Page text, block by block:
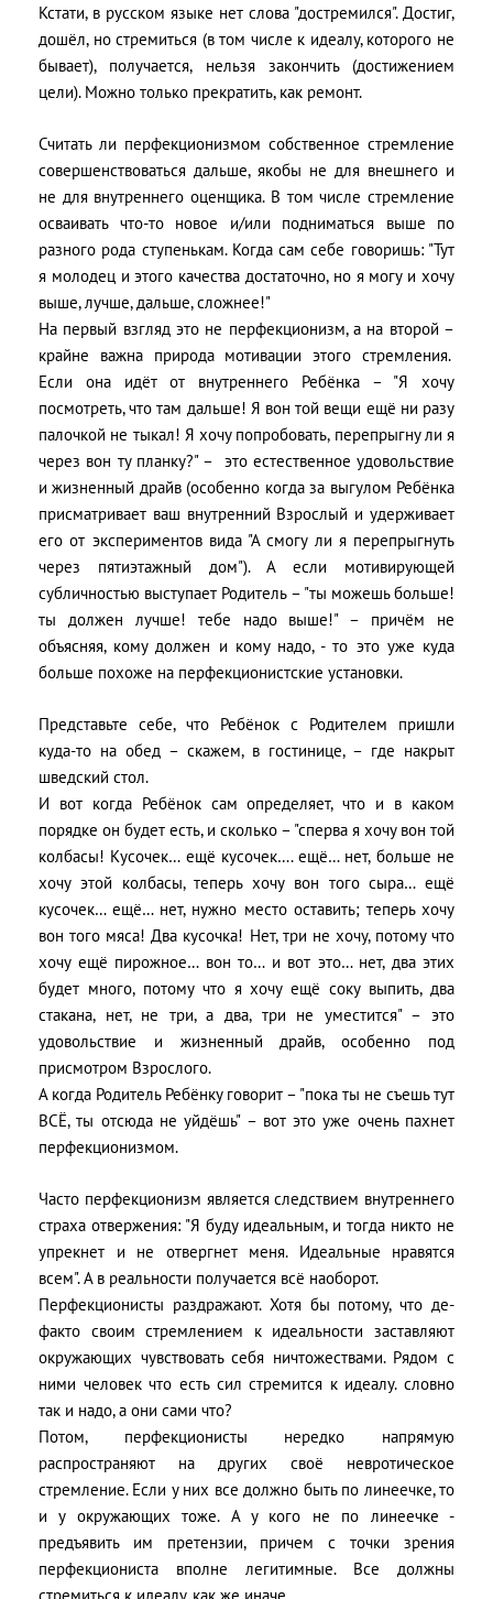
Кстати, в русском языке нет слова "достремился". Достиг,
дошёл, но стремиться (в том числе к идеалу, которого не
бывает), получается, нельзя закончить (достижением
цели). Можно только прекратить, как ремонт.
Считать ли перфекционизмом собственное стремление
совершенствоваться дальше, якобы не для внешнего и
не для внутреннего оценщика. В том числе стремление
осваивать что-то новое и/или подниматься выше по
разного рода ступенькам. Когда сам себе говоришь: "Тут
я молодец и этого качества достаточно, но я могу и хочу
выше, лучше, дальше, сложнее!"
На первый взгляд это не перфекционизм, а на второй –
крайне важна природа мотивации этого стремления.
Если она идёт от внутреннего Ребёнка – "Я хочу
посмотреть, что там дальше! Я вон той вещи ещё ни разу
палочкой не тыкал! Я хочу попробовать, перепрыгну ли я
через вон ту планку?" – это естественное удовольствие
и жизненный драйв (особенно когда за выгулом Ребёнка
присматривает ваш внутренний Взрослый и удерживает
его от экспериментов вида "А смогу ли я перепрыгнуть
через пятиэтажный дом"). А если мотивирующей
субличностью выступает Родитель – "ты можешь больше!
ты должен лучше! тебе надо выше!" – причём не
объясняя, кому должен и кому надо, - то это уже куда
больше похоже на перфекционистские установки.
Представьте себе, что Ребёнок с Родителем пришли
куда-то на обед – скажем, в гостинице, – где накрыт
шведский стол.
И вот когда Ребёнок сам определяет, что и в каком
порядке он будет есть, и сколько – "сперва я хочу вон той
колбасы! Кусочек… ещё кусочек…. ещё… нет, больше не
хочу этой колбасы, теперь хочу вон того сыра… ещё
кусочек… ещё… нет, нужно место оставить; теперь хочу
вон того мяса! Два кусочка! Нет, три не хочу, потому что
хочу ещё пирожное… вон то… и вот это… нет, два этих
будет много, потому что я хочу ещё соку выпить, два
стакана, нет, не три, а два, три не уместится" – это
удовольствие и жизненный драйв, особенно под
присмотром Взрослого.
А когда Родитель Ребёнку говорит – "пока ты не съешь тут
ВСЁ, ты отсюда не уйдёшь" – вот это уже очень пахнет
перфекционизмом.
Часто перфекционизм является следствием внутреннего
страха отвержения: "Я буду идеальным, и тогда никто не
упрекнет и не отвергнет меня. Идеальные нравятся
всем". А в реальности получается всё наоборот.
Перфекционисты раздражают. Хотя бы потому, что де-
факто своим стремлением к идеальности заставляют
окружающих чувствовать себя ничтожествами. Рядом с
ними человек что есть сил стремится к идеалу. словно
так и надо, а они сами что?
Потом, перфекционисты нередко напрямую
распространяют на других своё невротическое
стремление. Если у них все должно быть по линеечке, то
и у окружающих тоже. А у кого не по линеечке -
предъявить им претензии, причем с точки зрения
перфекциониста вполне легитимные. Все должны
стремиться к идеалу, как же иначе.